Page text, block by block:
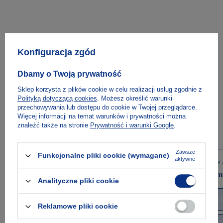
Lew i jednorożec. Najlepsze eseje i felietony
Frantz
Konfiguracja zgód
Dbamy o Twoją prywatność
Sklep korzysta z plików cookie w celu realizacji usług zgodnie z
Polityką dotyczącą cookies. Możesz określić warunki
przechowywania lub dostępu do cookie w Twojej przeglądarce.
Więcej informacji na temat warunków i prywatności można
znaleźć także na stronie Prywatność i warunki Google.
Funkcjonalne pliki cookie (wymagane)
Zawsze
aktywne
Analityczne pliki cookie
Reklamowe pliki cookie